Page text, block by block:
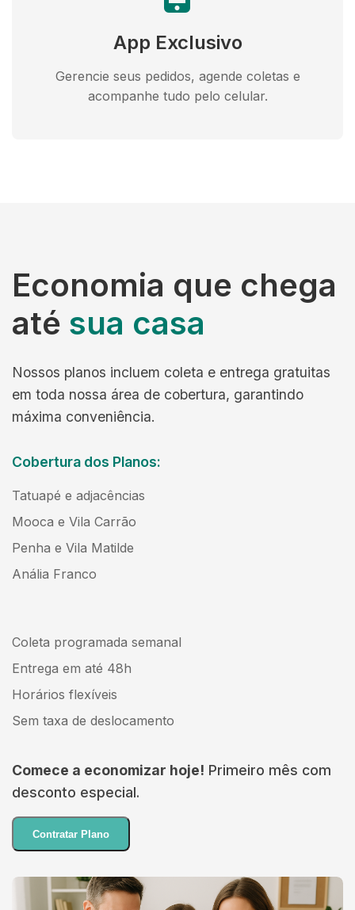
App Exclusivo
Gerencie seus pedidos, agende coletas e
acompanhe tudo pelo celular.
Economia que chega
até sua casa
Nossos planos incluem coleta e entrega gratuitas
em toda nossa área de cobertura, garantindo
máxima conveniência.
Cobertura dos Planos:
Tatuapé e adjacências
Mooca e Vila Carrão
Penha e Vila Matilde
Anália Franco
Coleta programada semanal
Entrega em até 48h
Horários flexíveis
Sem taxa de deslocamento
Comece a economizar hoje! Primeiro mês com
desconto especial.
Contratar Plano